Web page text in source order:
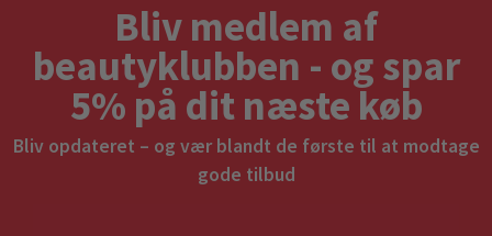
Bliv medlem af
beautyklubben - og spar
5% på dit næste køb
Bliv opdateret – og vær blandt de første til at modtage
gode tilbud